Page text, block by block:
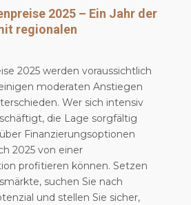
2025 – Ein Jahr der
regionalen
2025 werden voraussichtlich
moderaten Anstiegen
Wer sich intensiv
die Lage sorgfältig
Finanzierungsoptionen
2025 von einer
profitieren können. Setzen
suchen Sie nach
und stellen Sie sicher,